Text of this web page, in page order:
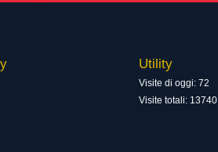
Utility
Visite di oggi: 72
Visite totali: 13740